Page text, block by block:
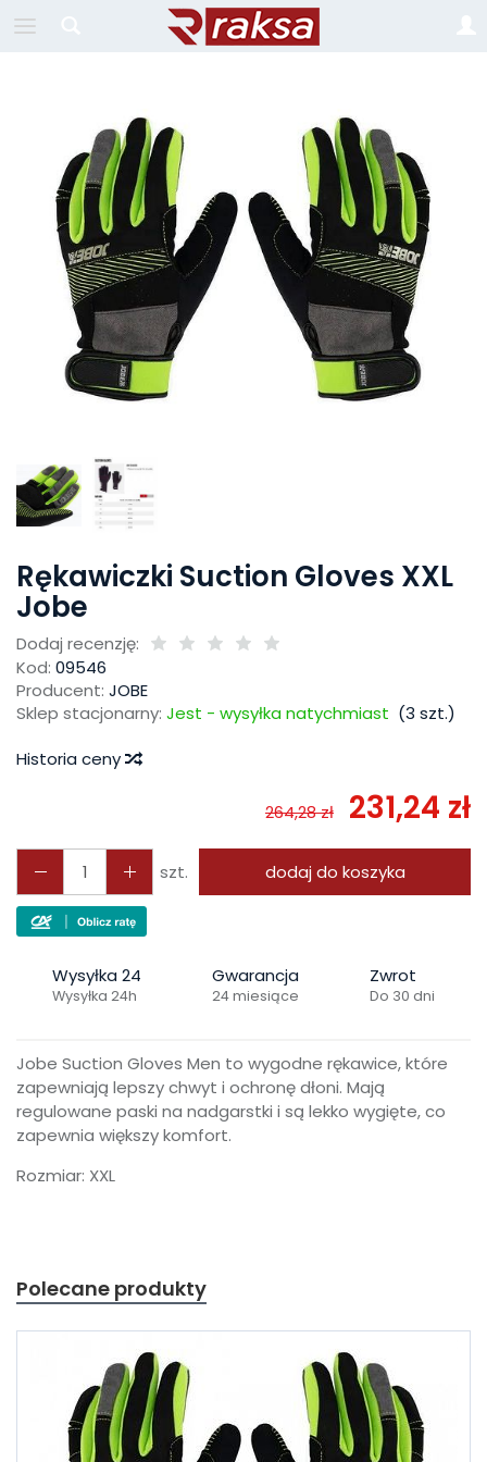
Rękawiczki Suction Gloves XXL
Jobe
Dodaj recenzję:
Kod: 09546
Producent: JOBE
Sklep stacjonarny: Jest - wysyłka natychmiast (3 szt.)
Historia ceny
264,28 zł 231,24 zł
szt. dodaj do koszyka
Wysyłka 24
Wysyłka 24h
Gwarancja
24 miesiące
Zwrot
Do 30 dni
Jobe Suction Gloves Men to wygodne rękawice, które
zapewniają lepszy chwyt i ochronę dłoni. Mają
regulowane paski na nadgarstki i są lekko wygięte, co
zapewnia większy komfort.
Rozmiar: XXL
Polecane produkty